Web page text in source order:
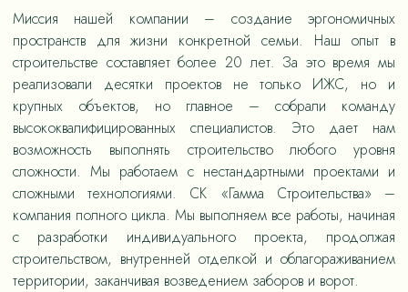
Миссия нашей компании – создание эргономичных
пространств для жизни конкретной семьи. Наш опыт в
строительстве составляет более 20 лет. За это время мы
реализовали десятки проектов не только ИЖС, но и
крупных объектов, но главное – собрали команду
высококвалифицированных специалистов. Это дает нам
возможность выполнять строительство любого уровня
сложности. Мы работаем с нестандартными проектами и
сложными технологиями. СК «Гамма Строительства» –
компания полного цикла. Мы выполняем все работы, начиная
с разработки индивидуального проекта, продолжая
строительством, внутренней отделкой и облагораживанием
территории, заканчивая возведением заборов и ворот.